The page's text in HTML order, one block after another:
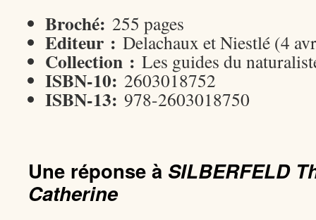
Broché: 255 pages
Editeur : Delachaux et Niestlé (4
Collection : Les guides du
ISBN-10: 2603018752
ISBN-13: 978-2603018750
Une réponse à SILBERFELD
Catherine